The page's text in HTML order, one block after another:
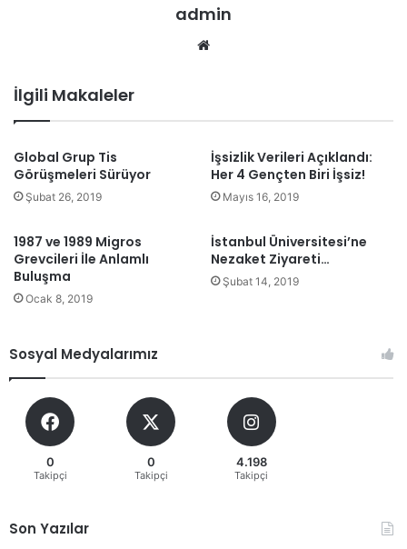
admin
İlgili Makaleler
Global Grup Tis
Görüşmeleri Sürüyor
Şubat 26, 2019
İşsizlik Verileri Açıklandı:
Her 4 Gençten Biri İşsiz!
Mayıs 16, 2019
1987 ve 1989 Migros
Grevcileri İle Anlamlı
Buluşma
Ocak 8, 2019
İstanbul Üniversitesi’ne
Nezaket Ziyareti…
Şubat 14, 2019
Sosyal Medyalarımız
0
Takipçi
0
Takipçi
4.198
Takipçi
Son Yazılar